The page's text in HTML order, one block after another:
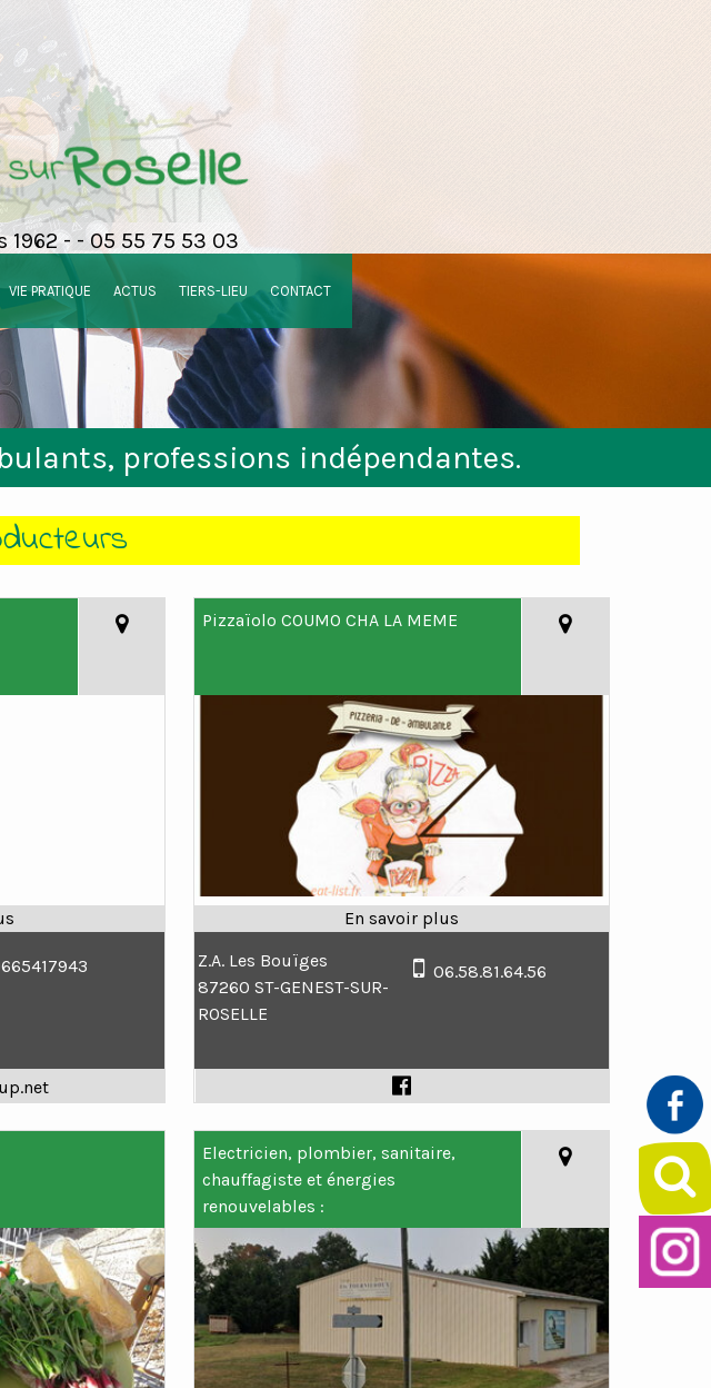
- - 05 55 75 53 03
VIE PRATIQUE ACTUS TIERS-LIEU CONTACT
professions indépendantes.
Pizzaïolo COUMO CHA LA MEME
Z.A. Les Bouïges
87260 ST-GENEST-SUR-
ROSELLE
06.58.81.64.56
Electricien, plombier, sanitaire,
chauffagiste et énergies
renouvelables :